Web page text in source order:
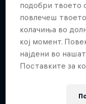
Sometimes
things into
how
'Veyla' T.
it's in her
подобри твоето
повлечеш
колачиња во
кој момент.
најдени во
Поставките за